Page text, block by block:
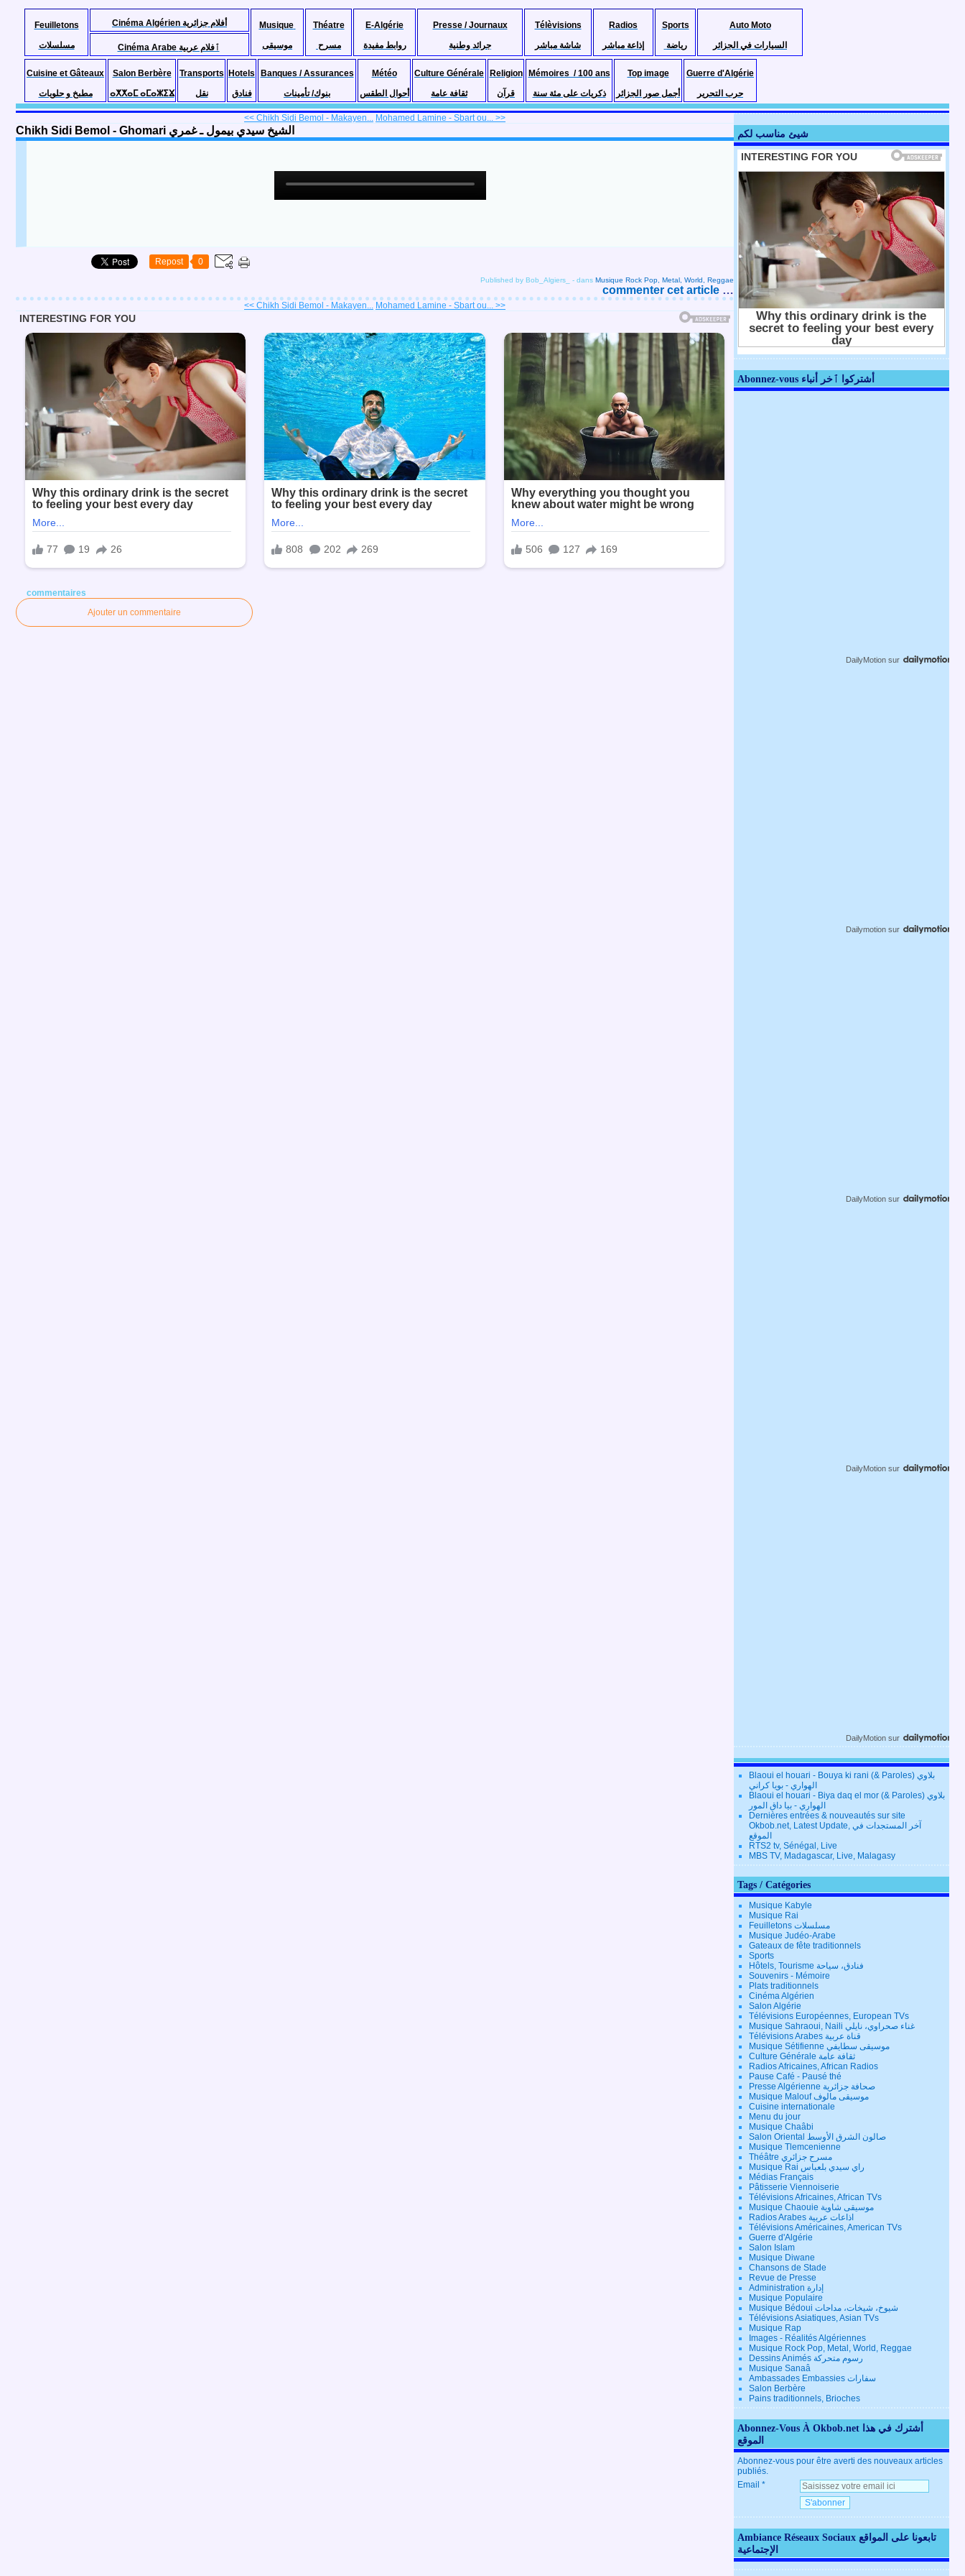
Feuilletons
مسلسلات
Cinéma Algérien أفلام جزائرية
Musique
موسيقى
Théatre
مسرح
E-Algérie
روابط مفيدة
Presse / Journaux
جرائد وطنية
Télèvisions
شاشة مباشر
Radios
إذاعة مباشر
Sports
رياضة
Auto Moto
السيارات في الجزائر
Cinéma Arabe ٱفلام عربية
Cuisine et Gâteaux
مطبخ و حلويات
Salon Berbère
ⴰⵅⵅⴰⵎ ⴰⵎⴰⵣⵉⴴ
Transports
نقل
Hotels
فنادق
Banques / Assurances
بنوك/ تأمينات
Météo
أحوال الطقس
Culture Générale
ثقافة عامة
Religion
قرآن
Mémoires / 100 ans
ذكريات على مئة سنة
Top image
أجمل صور الجزائر
Guerre d'Algérie
حرب التحرير
<< Chikh Sidi Bemol - Makayen... Mohamed Lamine - Sbart ou... >>
Chikh Sidi Bemol - Ghomari الشيخ سيدي بيمول ـ غمري
Repost 0
Published by Bob_Algiers_ - dans Musique Rock Pop, Metal, World, Reggae
commenter cet article …
<< Chikh Sidi Bemol - Makayen... Mohamed Lamine - Sbart ou... >>
commentaires
Ajouter un commentaire
شيئ مناسب لكم
Abonnez-vous أشتركوا ٱخر أنباء
DailyMotion sur
Dailymotion sur
DailyMotion sur
DailyMotion sur
DailyMotion sur
Blaoui el houari - Bouya ki rani (& Paroles) بلاوي
الهواري - بويا كراني
Blaoui el houari - Biya daq el mor (& Paroles) بلاوي
الهواري - بيا داق المور
Dernières entrées & nouveautés sur site
Okbob.net, Latest Update, آخر المستجدات في
الموقع
RTS2 tv, Sénégal, Live
MBS TV, Madagascar, Live, Malagasy
Tags / Catégories
Musique Kabyle
Musique Rai
Feuilletons مسلسلات
Musique Judéo-Arabe
Gateaux de fête traditionnels
Sports
Hôtels, Tourisme فنادق، سياحة
Souvenirs - Mémoire
Plats traditionnels
Cinéma Algérien
Salon Algérie
Télévisions Européennes, European TVs
Musique Sahraoui, Naili غناء صحراوي، نايلي
Télévisions Arabes قناة عربية
Musique Sétifienne موسيقى سطايفي
Culture Générale ثقافة عامة
Radios Africaines, African Radios
Pause Café - Pausé thé
Presse Algérienne صحافة جزائرية
Musique Malouf موسيقى مالوف
Cuisine internationale
Menu du jour
Musique Chaâbi
Salon Oriental صالون الشرق الأوسط
Musique Tlemcenienne
Théâtre مسرح جزائري
Musique Rai راي سيدي بلعباس
Médias Français
Pâtisserie Viennoiserie
Télévisions Africaines, African TVs
Musique Chaouie موسيقى شاوية
Radios Arabes اذاعات عربية
Télévisions Américaines, American TVs
Guerre d'Algérie
Salon Islam
Musique Diwane
Chansons de Stade
Revue de Presse
Administration إدارة
Musique Populaire
Musique Bédoui شيوخ، شيخات، مداحات
Télévisions Asiatiques, Asian TVs
Musique Rap
Images - Réalités Algériennes
Musique Rock Pop, Metal, World, Reggae
Dessins Animés رسوم متحركة
Musique Sanaâ
Ambassades Embassies سفارات
Salon Berbère
Pains traditionnels, Brioches
Abonnez-Vous À Okbob.net أشترك في هذا
الموقع
Abonnez-vous pour être averti des nouveaux articles
publiés.
Email
Ambiance Réseaux Sociaux تابعونا على المواقع
الإجتماعية